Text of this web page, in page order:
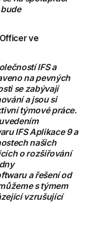
ve
IFS a
na pevných
se zabývají
a jsou si
týmové práce.
IFS Aplikace 9 a
našich
o rozšiřování
a řešení od
s týmem
vzrušující